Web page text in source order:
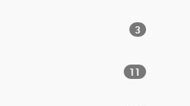
3
11